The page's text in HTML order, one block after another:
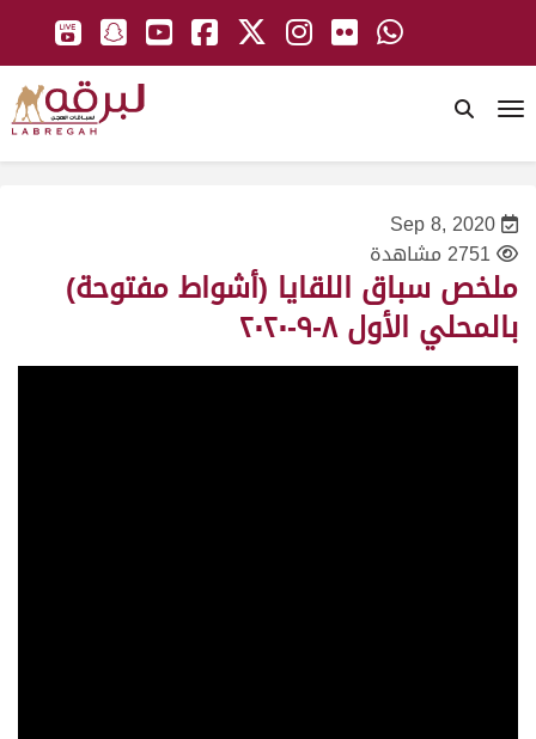
Sep 8, 2020
2751 مشاهدة
ملخص سباق اللقايا (أشواط مفتوحة)
بالمحلي الأول ٨-٩-٢٠٢٠